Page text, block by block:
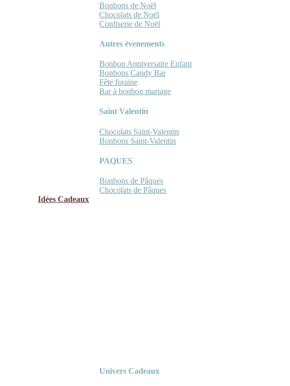
Bonbons de Noël
Chocolats de Noël
Confiserie de Noël
Autres évenements
Bonbon Anniversaire Enfant
Bonbons Candy Bar
Fête foraine
Bar à bonbon mariage
Saint Valentin
Chocolats Saint-Valentin
Bonbons Saint-Valentin
PAQUES
Bonbons de Pâques
Chocolats de Pâques
Idées Cadeaux
Univers Cadeaux